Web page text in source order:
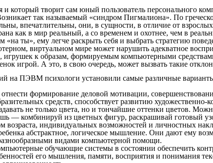
творит сам юный пользователь персонального
так называемый «синдром Пигмалиона». По
впечатлительны, они, в сущности, в отличие от
как в мир реальный, а со временем и охотнее, чем в
ты», ему легче раскрыть себя и выбрать стратегию
виртуальном мире может нарушить адекватное
игрушек к образам, формируемым компьютерными
игрой. А это, в свою очередь, может вызвать такие
ПЭВМ психологи установили самые различные
формирование деловой мотивации,
средств, способствует развитию
не только цвета, но и тончайшие оттенки цветов.
— комбинируй из цветных фигур, раскрашивай готовый
индивидуальных возможностей и личностных
абстрактное, логическое мышление. Они дают ему
видами компьютерной помощи.
обучающие системы в состоянии обеспечить
его мышления, памяти, восприятия и понимания